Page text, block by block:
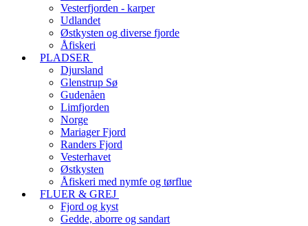
Vesterfjorden - karper
Udlandet
Østkysten og diverse fjorde
Åfiskeri
PLADSER
Djursland
Glenstrup Sø
Gudenåen
Limfjorden
Norge
Mariager Fjord
Randers Fjord
Vesterhavet
Østkysten
Åfiskeri med nymfe og tørflue
FLUER & GREJ
Fjord og kyst
Gedde, aborre og sandart